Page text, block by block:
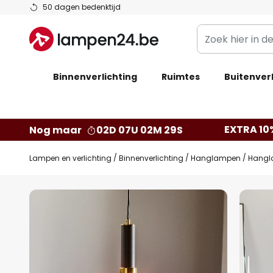
50 dagen bedenktijd
Ga
de
inhoud
Zoek
hier
de
Binnenverlichting Ruimtes
Nog maar 02D 07U 02M 28S EXTRA
Lampen en verlichting Binnenverlichting Hanglampen
Ga